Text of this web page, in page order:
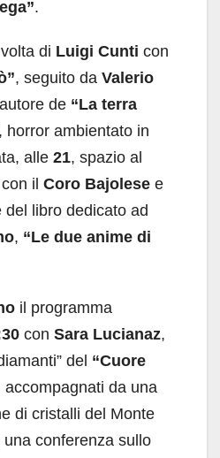
.
di Luigi Cunti con
, seguito da Valerio
de “La terra
, horror ambientato in
alle 21, spazio al
il Coro Bajolese e
libro dedicato ad
, “Le due anime di
il programma
con Sara Lucianaz,
del “Cuore
accompagnati da una
di cristalli del Monte
conferenza sullo